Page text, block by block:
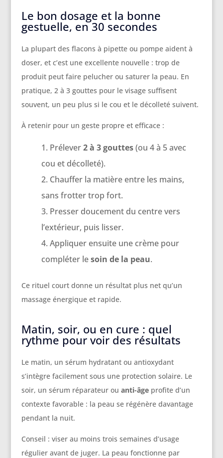
Le bon dosage et la bonne
gestuelle, en 30 secondes
La plupart des flacons à pipette ou pompe aident à
doser, et c’est une excellente nouvelle : trop de
produit peut faire pelucher ou saturer la peau. En
pratique, 2 à 3 gouttes pour le visage suffisent
souvent, un peu plus si le cou et le décolleté suivent.
À retenir pour un geste propre et efficace :
Prélever2 à 3 gouttes(ou 4 à 5 avec
cou et décolleté).
Chauffer la matière entre les mains,
sans frotter trop fort.
Presser doucement du centre vers
l’extérieur, puis lisser.
Appliquer ensuite une crème pour
compléter lesoin de la peau.
Ce rituel court donne un résultat plus net qu’un
massage énergique et rapide.
Matin, soir, ou en cure : quel
rythme pour voir des résultats
Le matin, un sérum hydratant ou antioxydant
s’intègre facilement sous une protection solaire. Le
soir, un sérum réparateur ou anti-âgeprofite d’un
contexte favorable : la peau se régénère davantage
pendant la nuit.
Conseil : viser au moins trois semaines d’usage
régulier avant de juger. La peau fonctionne par